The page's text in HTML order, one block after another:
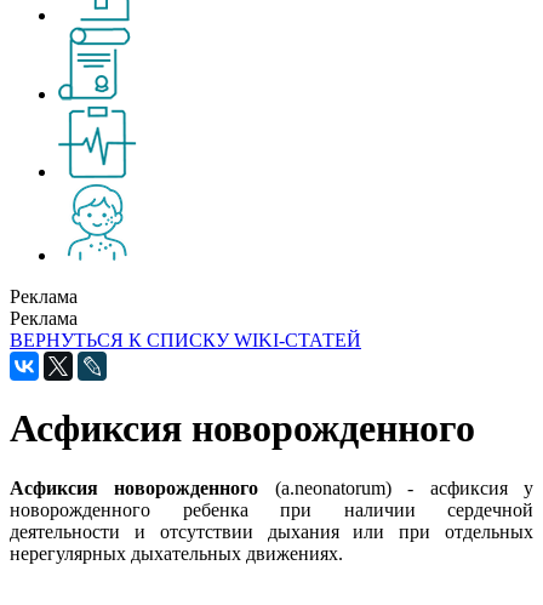
Реклама
Реклама
ВЕРНУТЬСЯ К СПИСКУ WIKI-СТАТЕЙ
Асфиксия новорожденного
Асфиксия новорожденного (а.neonatorum) - асфиксия у
новорожденного ребенка при наличии сердечной
деятельности и отсутствии дыхания или при отдельных
нерегулярных дыхательных движениях.